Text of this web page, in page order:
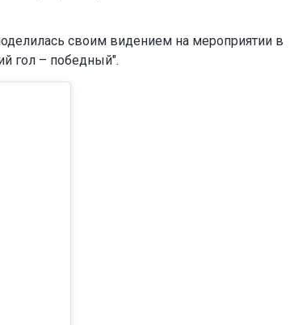
своим видением на мероприятии в
гол – победный".